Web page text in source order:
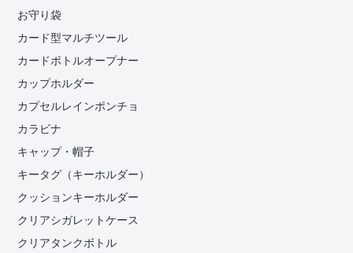
お守り袋
カード型マルチツール
カードボトルオープナー
カップホルダー
カプセルレインポンチョ
カラビナ
キャップ・帽子
キータグ（キーホルダー）
クッションキーホルダー
クリアシガレットケース
クリアタンクボトル